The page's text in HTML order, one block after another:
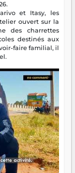
et Itasy, les
ouvert sur la
des charrettes
destinés aux
faire familial, il